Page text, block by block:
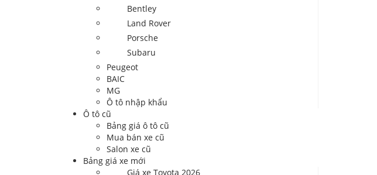
Bentley
Land Rover
Porsche
Subaru
Peugeot
BAIC
MG
Ô tô nhập khẩu
Ô tô cũ
Bảng giá ô tô cũ
Mua bán xe cũ
Salon xe cũ
Bảng giá xe mới
Giá xe Toyota 2026